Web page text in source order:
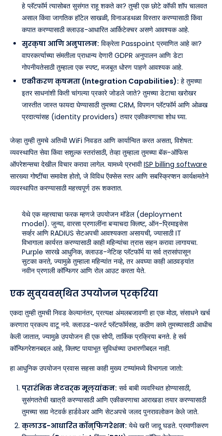
हे प्लॅटफॉर्म त्यासोबत सुसंगत राहू शकते का? तुम्ही एक छोटे कॉफी शॉप चालवत
असाल किंवा जागतिक हॉटेल साखळी, विनाअडथळा विस्तार करण्यासाठी किंवा
कपात करण्यासाठी क्लाउड-आधारित आर्किटेक्चर असणे आवश्यक आहे.
सुरक्षा आणि अनुपालन: विक्रेता Passpoint प्रमाणित आहे का?
वापरकर्त्याच्या संमतीला प्राधान्य देणारी GDPR अनुपालन आणि डेटा
गोपनीयतेसाठी तुम्हाला एक स्पष्ट, मजबूत धोरण पाहणे आवश्यक आहे.
एकीकरण क्षमता (Integration Capabilities): हे तुमच्या
इतर साधनांशी किती चांगल्या प्रकारे जोडले जाते? तुमच्या डेटाचा खरोखर
जास्तीत जास्त फायदा घेण्यासाठी तुमच्या CRM, विपणन प्लॅटफॉर्म आणि ओळख
प्रदात्यांसह (identity providers) तयार एकीकरणाचा शोध घ्या.
जेव्हा तुम्ही तुमचे अतिथी WiFi निवडत आणि कार्यान्वित करत असता, विशेषत:
व्यवस्थापित सेवा किंवा सशुल्क स्तरांसाठी, तेव्हा तुम्हाला तुमच्या बॅक-ऑफिस
ऑपरेशन्सचा देखील विचार करावा लागेल. यामध्ये प्रभावीISP billing software
सारख्या गोष्टींचा समावेश होतो, जे विविध ऍक्सेस स्तर आणि सबस्क्रिप्शन कार्यक्षमतेने
व्यवस्थापित करण्यासाठी महत्त्वपूर्ण ठरू शकतात.
येथे एक महत्त्वाचा फरक म्हणजे उपयोजन मॉडेल (deployment
model). जुन्या, वारसा प्रणालींना बऱ्याचदा क्लिष्ट, ऑन-प्रिमाइसेस
सर्व्हर आणि RADIUS सेटअपची आवश्यकता असायची, ज्यासाठी IT
विभागाला कार्यरत करण्यासाठी काही महिन्यांचा त्रास सहन करावा लागायचा.
Purple सारखे आधुनिक, क्लाउड-नेटिव्ह प्लॅटफॉर्म या सर्व त्रासांपासून
सुटका करते, ज्यामुळे तुम्हाला महिन्यांत नव्हे, तर अवघ्या काही आठवड्यांत
नवीन प्रणाली कॉन्फिगर आणि रोल आउट करता येते.
एक सुव्यवस्थित उपयोजन प्रक्रिया
एकदा तुम्ही तुमची निवड केल्यानंतर, प्रत्यक्ष अंमलबजावणी हा एक मोठा, संसाधने खर्च
करणारा प्रकल्प वाटू नये. क्लाउड-फर्स्ट प्लॅटफॉर्मसह, कठीण कामे तुमच्यासाठी आधीच
केली जातात, ज्यामुळे उपयोजन ही एक सोपी, तार्किक प्रक्रिया बनते. हे सर्व
कॉन्फिगरेशनबद्दल आहे, क्लिष्ट पायाभूत सुविधांच्या उभारणीबद्दल नाही.
हा आधुनिक उपयोजन प्रवास सहसा काही मुख्य टप्प्यांमध्ये विभागला जातो:
प्रारंभिक नेटवर्क मूल्यांकन: सर्व बाबी व्यवस्थित होण्यासाठी,
सुसंगततेची खात्री करण्यासाठी आणि एकीकरणाचा आराखडा तयार करण्यासाठी
तुमच्या सद्य नेटवर्क हार्डवेअर आणि सेटअपचे जलद पुनरावलोकन केले जाते.
क्लाउड-आधारित कॉन्फिगरेशन: येथे खरी जादू घडते. प्रमाणीकरण